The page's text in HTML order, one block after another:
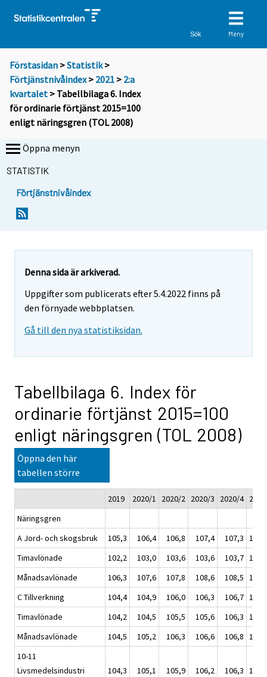
Sök Meny
Förstasidan >Statistik >
Förtjänstnivåindex> 2021 > 2:a
kvartalet > Tabellbilaga 6. Index
för ordinarie förtjänst 2015=100
enligt näringsgren (TOL 2008)
Öppna menyn
STATISTIK
Förtjänstnivåindex
Denna sida är arkiverad.
Uppgifter som publicerats efter 5.4.2022 finns på
den förnyade webbplatsen.
Gå till den nya statistiksidan.
Tabellbilaga 6. Index för
ordinarie förtjänst 2015=100
enligt näringsgren (TOL 2008)
Öppna den här
tabellen större
2019 2020/1 2020/2 2020/3 2020/4 2020
Näringsgren
A Jord- och skogsbruk
105,3 106,4 106,8 107,4 107,3
Timavlönade
102,2 103,0 103,6 103,6 103,7
Månadsavlönade
106,3 107,6 107,8 108,6 108,5
C Tillverkning
104,4 104,9 106,0 106,3 106,7
Timavlönade
104,2 104,5 105,5 105,6 106,3
Månadsavlönade
104,5 105,2 106,3 106,6 106,8
10-11
Livsmedelsindustri
104,3 105,1 105,9 106,2 106,3